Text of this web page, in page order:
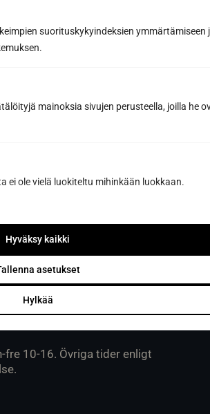
suorituskykyindeksien ymmärtämiseen
mainoksia sivujen perusteella, joilla he
ei ole vielä luokiteltu mihinkään luokkaan.
Hylkää
asetukset
Hyväksy kaikki
på vardagar kl. 07.00-15.00
VANTAA
Kannus-Talo)
fre 10-16. Övriga tider enligt